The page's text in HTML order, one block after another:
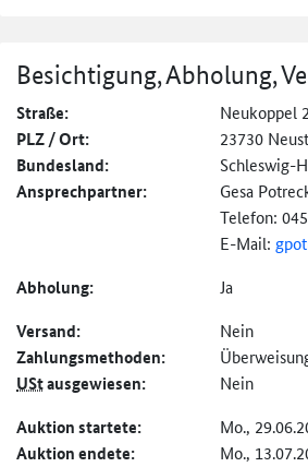
Besichtigung, Abholung,
Straße: Neukoppel 2
PLZ / Ort: 23730
Bundesland: Schleswig-
Ansprechpartner:
Gesa
Telefon:
E-Mail:
Abholung: Ja
Versand: Nein
Zahlungs­methoden:
UStausgewiesen: Nein
Auktion startete: Mo.,
Auktion endete: Mo.,